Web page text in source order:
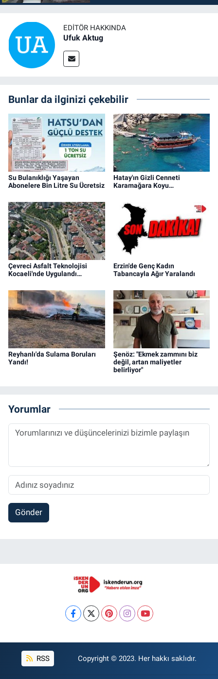
EDITÖR HAKKINDA
Ufuk Aktug
Bunlar da ilginizi çekebilir
Su Bulanıklığı Yaşayan
Abonelere Bin Litre Su Ücretsiz
Hatay'ın Gizli Cenneti
Karamağara Koyu…
Çevreci Asfalt Teknolojisi
Kocaeli'nde Uygulandı…
Erzin'de Genç Kadın
Tabancayla Ağır Yaralandı
Reyhanlı'da Sulama Boruları
Yandı!
Şenöz: "Ekmek zammını biz
değil, artan maliyetler
belirliyor"
Yorumlar
Gönder
RSS Copyright © 2023. Her hakkı saklıdır.